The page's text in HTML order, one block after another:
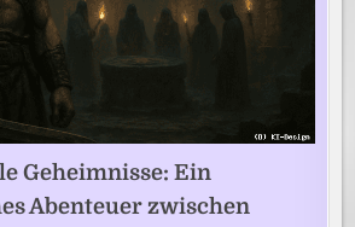
Geheimnisse: Ein
Abenteuer zwischen